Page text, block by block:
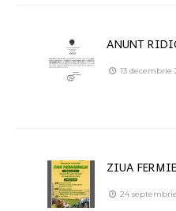
ANUNT
13 decembrie
ZIUA
24